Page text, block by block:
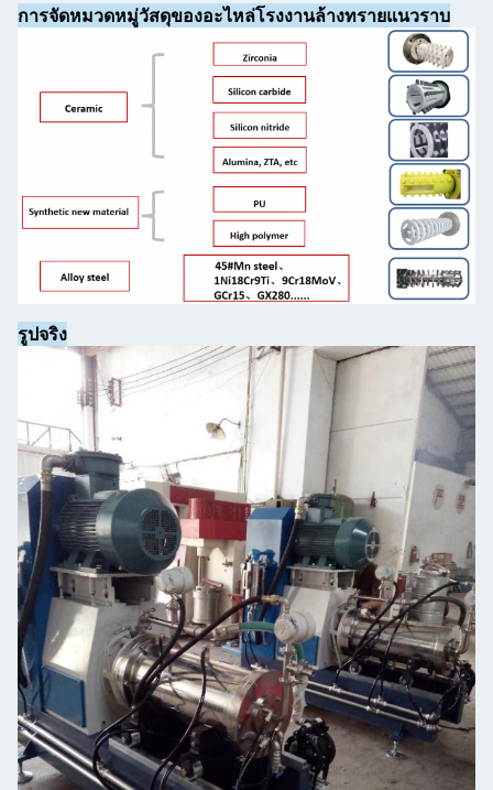
การจัดหมวดหมู่วัสดุของอะไหล่โรงงานล้างทรายแนวราบ
รูปจริง